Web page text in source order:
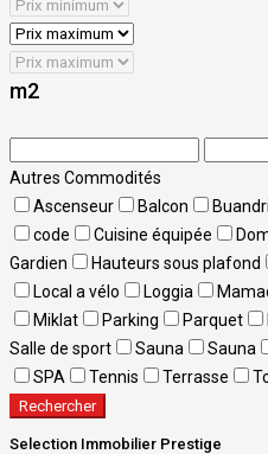
m2
Autres Commodités
Ascenseur
Balcon
code
Cuisine équipée
Gardien
Hauteurs sous plafond
Local a vélo
Loggia
Miklat
Parking Parquet
Salle de sport
Sauna Sauna
SPA
Tennis Terrasse
Rechercher
Selection Immobilier Prestige